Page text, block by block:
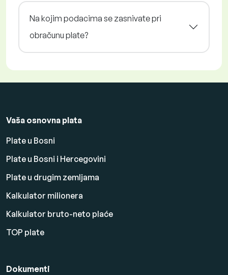
Na kojim podacima se zasnivate pri
obračunu plate?
Vaša osnovna plata
Plate u Bosni
Plate u Bosni i Hercegovini
Plate u drugim zemljama
Kalkulator milionera
Kalkulator bruto-neto plaće
TOP plate
Dokumenti